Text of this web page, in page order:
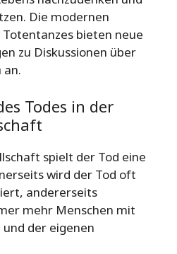
Die modernen
bieten neue
zu Diskussionen über
an.
Todes in der
spielt der Tod eine
wird der Tod oft
andererseits
mehr Menschen mit
der eigenen